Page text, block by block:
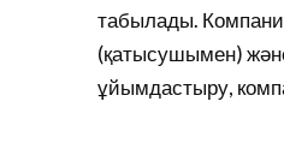
табылады.
(қатысушымен)
ұйымдастыру,